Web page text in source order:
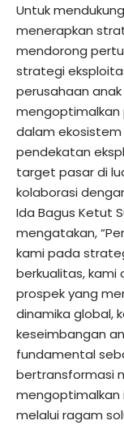
Untuk
menerapkan
mendorong
strategi
perusahaan anak
mengoptimalkan
dalam ekosistem
pendekatan
target pasar di
kolaborasi
Ida Bagus Ketut
mengatakan,
kami pada
berkualitas, kami
prospek yang
dinamika global,
keseimbangan
fundamental
bertransformasi
mengoptimalkan
melalui ragam